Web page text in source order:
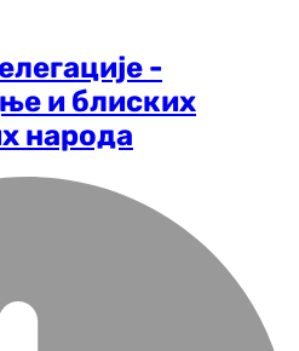
-
и блиских
народа